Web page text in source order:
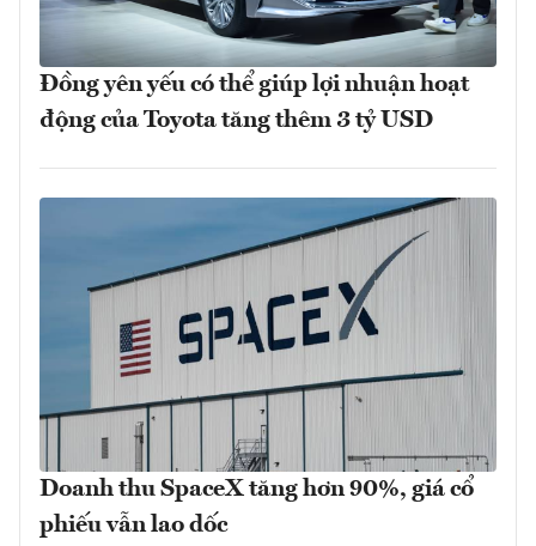
Đồng yên yếu có thể giúp lợi nhuận hoạt
động của Toyota tăng thêm 3 tỷ USD
Doanh thu SpaceX tăng hơn 90%, giá cổ
phiếu vẫn lao dốc